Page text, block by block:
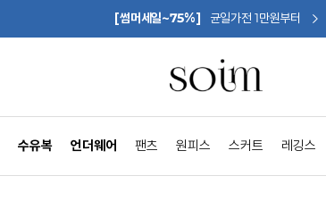
[썸머세일~75%] 균일가전 1만원부터
수유복 언더웨어 팬츠 원피스 스커트 레깅스